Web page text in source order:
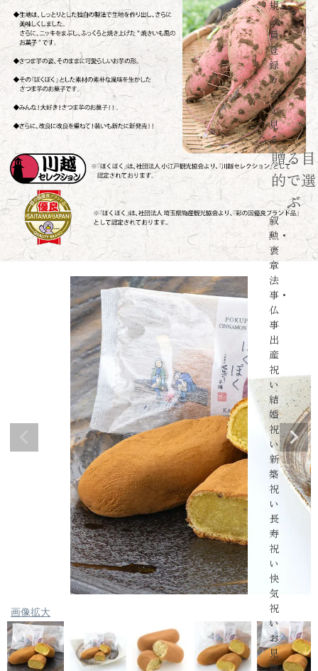
規
会
員
登
録
カ
ゴ
を
見
る
贈る目
的で選
ぶ
叙
勲・
褒
章
法
事・
仏
事
出
産
祝
い
結
婚
祝
い
新
築
祝
い
長
寿
祝
い
快
気
祝
い
お
見
舞
画像拡大